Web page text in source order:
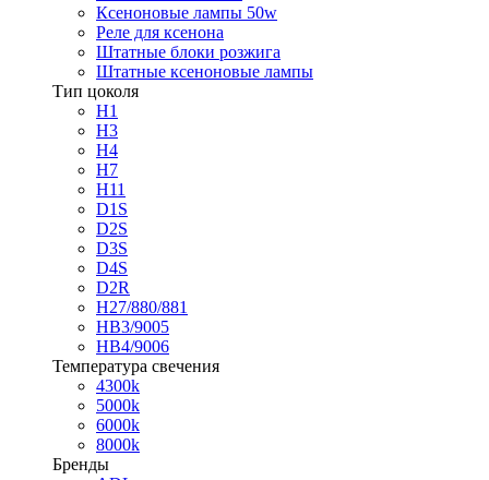
Ксеноновые лампы 50w
Реле для ксенона
Штатные блоки розжига
Штатные ксеноновые лампы
Тип цоколя
H1
H3
H4
H7
H11
D1S
D2S
D3S
D4S
D2R
H27/880/881
HB3/9005
HB4/9006
Температура свечения
4300k
5000k
6000k
8000k
Бренды